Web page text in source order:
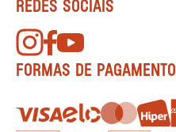
REDES SOCIAIS
FORMAS DE PAGAMENTO